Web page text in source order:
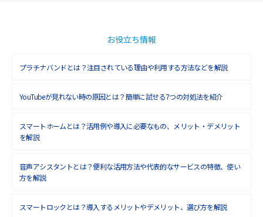
2018年7月(6)
2018年6月(6)
2018年4月(7)
2018年2月(6)
お役立ち情報
プラチナバンドとは？注目されている理由や利用する方法などを解説
YouTubeが見れない時の原因とは？簡単に試せる7つの対処法を紹介
スマートホームとは？活用例や導入に必要なもの、メリット・デメリット
を解説
音声アシスタントとは？便利な活用方法や代表的なサービスの特徴、使い
方を解説
スマートロックとは？導入するメリットやデメリット、選び方を解説